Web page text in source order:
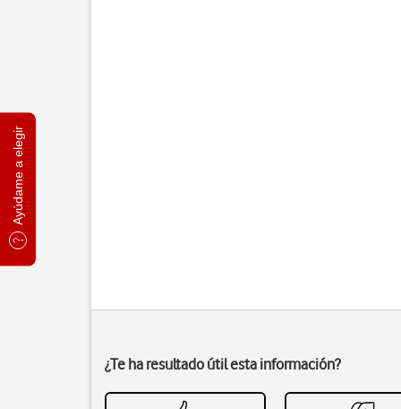
Ayúdame a elegir
¿Te ha resultado útil esta información?